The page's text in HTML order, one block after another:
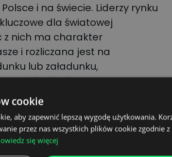
i na świecie. Liderzy rynku
dla światowej
z nich ma charakter
i rozliczana jest na
lub załadunku,
też dominującym typem
czy też metalowej. Z
z ekspertami branży
firm rozlicza się za tonę, a
cookie
aby zapewnić lepszą wygodę użytkowania.
przez nas wszystkich plików cookie zgodnie
się więcej